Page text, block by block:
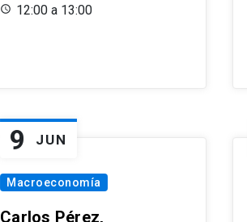
12:00 a 13:00
9 JUN
Macroeconomía
Carlos Pérez,